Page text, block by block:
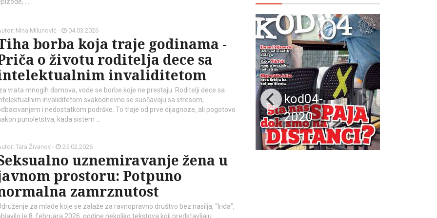
Nina Milunović - 04.03.2026
borba koja traje godinama -
o životu roditelja dece sa
invaliditetom
vrata mnogih domova, vode se borbe koje ne prestaju. Roditelji dece sa
invaliditetom svakodnevno se suočavaju sa stresom,
i nedostatkom podrške. To traje od prve dijagnoze, ali pogotovo
punoletstva, kada sistem …
Tara Živanov - 25.02.2026
uznemiravanje žena u
prostoru: Potpuno
zamrznutost
za mlade koje se zalaže za ravnopravno društvo bez nasilja, “Irida”,
je 8. februara 2026. godine nekoliko tekstova koji predstavljaju
kod04-
2018
kod04-
2019
kod04-
2020